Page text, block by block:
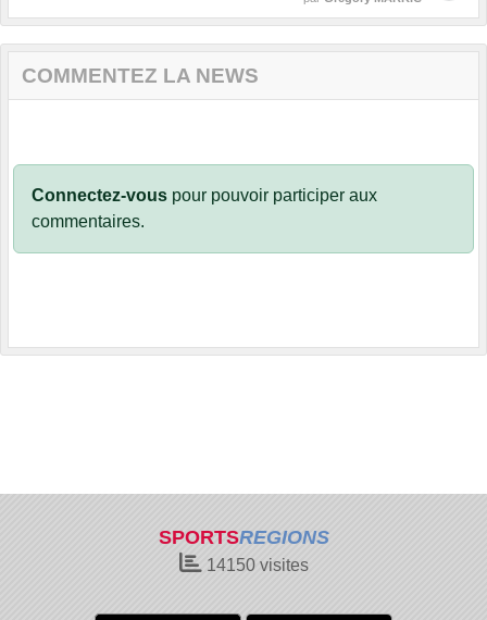
COMMENTEZ LA NEWS
Connectez-vous pour pouvoir participer aux
commentaires.
SPORTSREGIONS
14150visites